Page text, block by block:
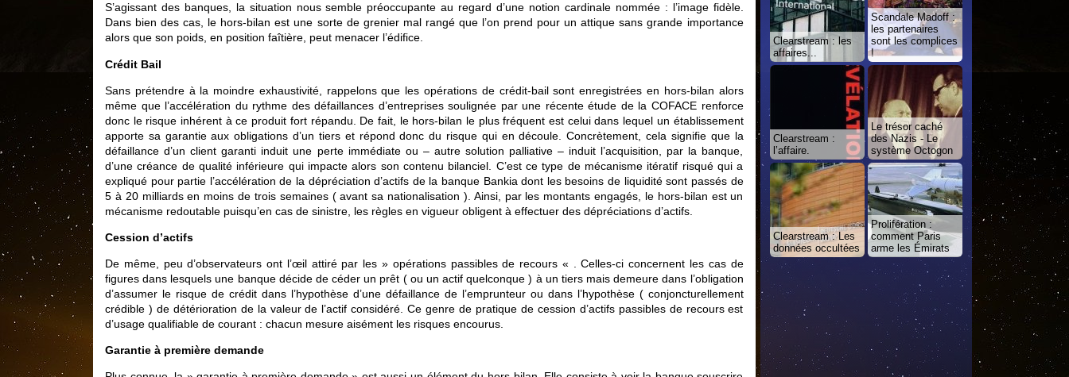
S’agissant des banques, la situation nous semble préoccupante au regard d’une notion cardinale nommée : l’image fidèle.
Dans bien des cas, le hors-bilan est une sorte de grenier mal rangé que l’on prend pour un attique sans grande importance
alors que son poids, en position faîtière, peut menacer l’édifice.
Crédit Bail
Sans prétendre à la moindre exhaustivité, rappelons que les opérations de crédit-bail sont enregistrées en hors-bilan alors
même que l’accélération du rythme des défaillances d’entreprises soulignée par une récente étude de la COFACE renforce
donc le risque inhérent à ce produit fort répandu. De fait, le hors-bilan le plus fréquent est celui dans lequel un établissement
apporte sa garantie aux obligations d’un tiers et répond donc du risque qui en découle. Concrètement, cela signifie que la
défaillance d’un client garanti induit une perte immédiate ou – autre solution palliative – induit l’acquisition, par la banque,
d’une créance de qualité inférieure qui impacte alors son contenu bilanciel. C’est ce type de mécanisme itératif risqué qui a
expliqué pour partie l’accélération de la dépréciation d’actifs de la banque Bankia dont les besoins de liquidité sont passés de
5 à 20 milliards en moins de trois semaines ( avant sa nationalisation ). Ainsi, par les montants engagés, le hors-bilan est un
mécanisme redoutable puisqu’en cas de sinistre, les règles en vigueur obligent à effectuer des dépréciations d’actifs.
Cession d’actifs
De même, peu d’observateurs ont l’œil attiré par les » opérations passibles de recours « . Celles-ci concernent les cas de
figures dans lesquels une banque décide de céder un prêt ( ou un actif quelconque ) à un tiers mais demeure dans l’obligation
d’assumer le risque de crédit dans l’hypothèse d’une défaillance de l’emprunteur ou dans l’hypothèse ( conjoncturellement
crédible ) de détérioration de la valeur de l’actif considéré. Ce genre de pratique de cession d’actifs passibles de recours est
d’usage qualifiable de courant : chacun mesure aisément les risques encourus.
Garantie à première demande
Clearstream : les
affaires...
Scandale Madoff :
les partenaires
sont les complices
!
Clearstream :
l’affaire.
Le trésor caché
des Nazis - Le
système Octogon
Clearstream : Les
données occultées
Prolifération :
comment Paris
arme les Émirats